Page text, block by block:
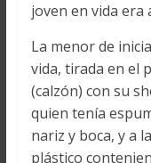
joven en vida era
La menor de
vida, tirada en el
(calzón) con su
quien tenía
nariz y boca, y a
plástico